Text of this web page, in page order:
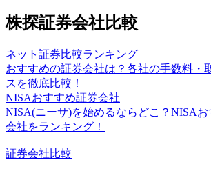
株探証券会社比較
ネット証券比較ランキング
おすすめの証券会社は？各社の手数料・
スを徹底比較！
NISAおすすめ証券会社
NISA(ニーサ)を始めるならどこ？NISA
会社をランキング！
証券会社比較